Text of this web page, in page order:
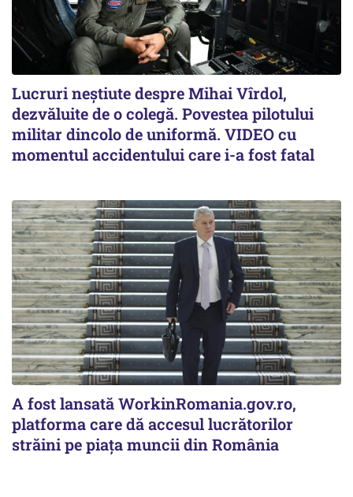
Lucruri neștiute despre Mihai Vîrdol,
dezvăluite de o colegă. Povestea pilotului
militar dincolo de uniformă. VIDEO cu
momentul accidentului care i-a fost fatal
A fost lansată WorkinRomania.gov.ro,
platforma care dă accesul lucrătorilor
străini pe piața muncii din România